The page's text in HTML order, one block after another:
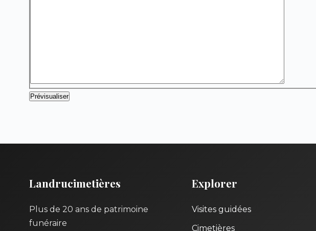
Landrucimetières
Plus de 20 ans de patrimoine
funéraire
Explorer
Visites guidées
Cimetières